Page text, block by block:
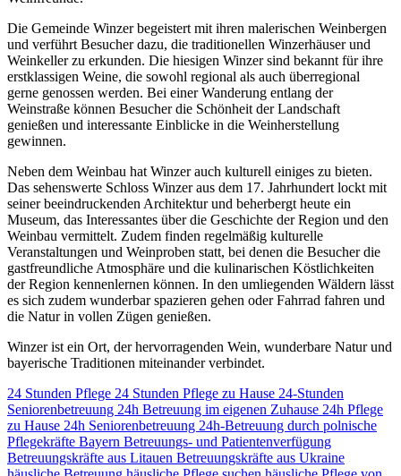
Die Gemeinde Winzer begeistert mit ihren malerischen Weinbergen
und verführt Besucher dazu, die traditionellen Winzerhäuser und
Weinkeller zu erkunden. Die hiesigen Winzer sind bekannt für ihre
erstklassigen Weine, die sowohl regional als auch überregional
gerne genossen werden. Bei einer Wanderung entlang der
Weinstraße können Besucher die Schönheit der Landschaft
genießen und interessante Einblicke in die Weinherstellung
gewinnen.
Neben dem Weinbau hat Winzer auch kulturell einiges zu bieten.
Das sehenswerte Schloss Winzer aus dem 17. Jahrhundert lockt mit
seiner beeindruckenden Architektur und beherbergt heute ein
Museum, das Interessantes über die Geschichte der Region und den
Weinbau vermittelt. Zudem finden regelmäßig kulturelle
Veranstaltungen und Weinproben statt, bei denen die Besucher die
gastfreundliche Atmosphäre und die kulinarischen Köstlichkeiten
der Region kennenlernen können. In den umliegenden Wäldern lässt
es sich zudem wunderbar spazieren gehen oder Fahrrad fahren und
die Natur in vollen Zügen genießen.
Winzer ist ein Ort, der hervorragenden Wein, wunderbare Natur und
bayerische Traditionen miteinander verbindet.
24 Stunden Pflege 24 Stunden Pflege zu Hause 24-Stunden
Seniorenbetreuung 24h Betreuung im eigenen Zuhause 24h Pflege
zu Hause 24h Seniorenbetreuung 24h-Betreuung durch polnische
Pflegekräfte Bayern Betreuungs- und Patientenverfügung
Betreuungskräfte aus Litauen Betreuungskräfte aus Ukraine